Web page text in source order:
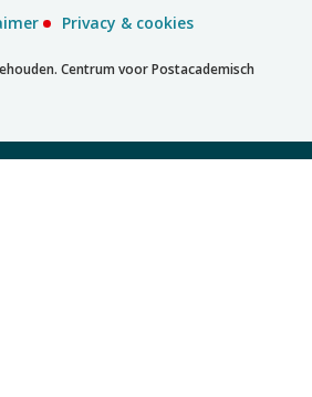
Centrum voor Postacademisch
Privacy & cookies
met account